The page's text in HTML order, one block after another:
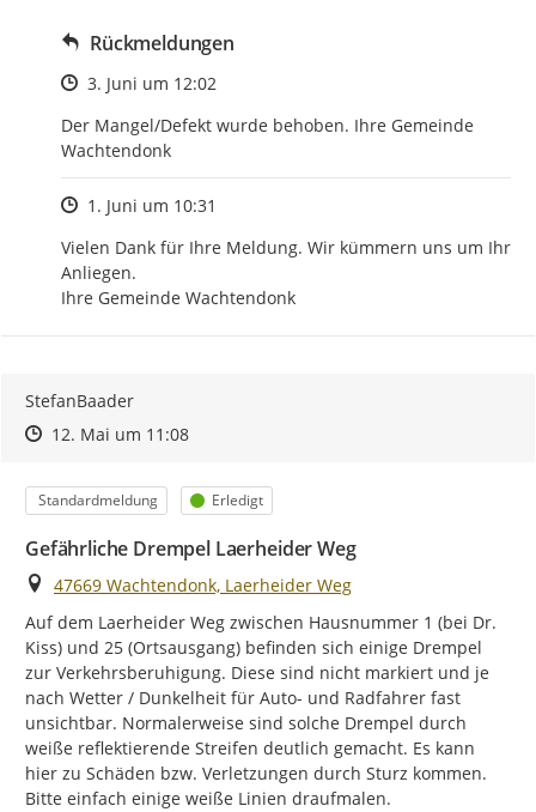
Rückmeldungen
Zeitpunkt des Erstellens
3. Juni um 12:02
Der Mangel/Defekt wurde behoben. Ihre Gemeinde
Wachtendonk
Zeitpunkt des Erstellens
1. Juni um 10:31
Vielen Dank für Ihre Meldung. Wir kümmern uns um Ihr
Anliegen.
Ihre Gemeinde Wachtendonk
StefanBaader
Zeitpunkt des Erstellens
Zeitpunkt des Erstellens
12. Mai um 11:08Zur Äußerung
Kategorie
Standardmeldung Status
Erledigt
Gefährliche Drempel Laerheider Weg
Ort
47669 Wachtendonk, Laerheider Weg
Auf dem Laerheider Weg zwischen Hausnummer 1 (bei Dr.
Kiss) und 25 (Ortsausgang) befinden sich einige Drempel
zur Verkehrsberuhigung. Diese sind nicht markiert und je
nach Wetter / Dunkelheit für Auto- und Radfahrer fast
unsichtbar. Normalerweise sind solche Drempel durch
weiße reflektierende Streifen deutlich gemacht. Es kann
hier zu Schäden bzw. Verletzungen durch Sturz kommen.
Bitte einfach einige weiße Linien draufmalen.